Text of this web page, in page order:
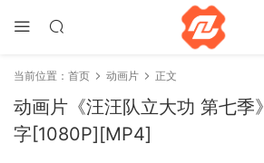
当前位置： 首页 动画片 正文
动画片《汪汪队立大功 第七季
字[1080P][MP4]